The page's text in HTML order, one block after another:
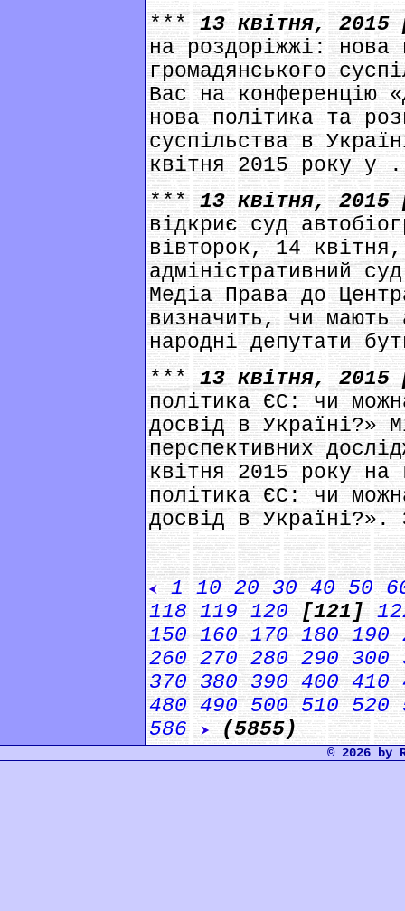
***13 квітня,
на роздоріжжі: нова
громадянського
Вас на конференцію
нова політика та
суспільства в
квітня 2015 року у
***13 квітня,
відкриє суд
вівторок, 14
адміністративний
Медіа Права до
визначить, чи мають
народні депутати
***13 квітня,
політика ЄС: чи
досвід в Україні?»
перспективних
квітня 2015 року на
політика ЄС: чи
досвід в
1 10 20 30 40 50
118 119 120 [121]
150 160 170 180 190
260 270 280 290 300
370 380 390 400 410
480 490 500 510 520
586
(5855)
© 2026 by